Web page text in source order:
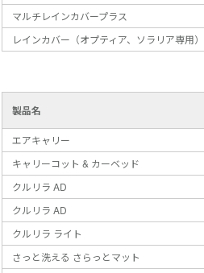
マルチレインカバープラス
レインカバー（オプティア、ソラリア専用）
製品名
エアキャリー
キャリーコット & カーベッド
クルリラ AD
クルリラ AD
クルリラ ライト
さっと洗える さらっとマット